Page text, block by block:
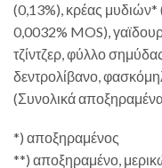
(0,13%), κρέας μυδιών*
0,0032% MOS),
τζίντζερ, φύλλο
δεντρολίβανο,
(Συνολικά
*) αποξηραμένος
**) αποξηραμένο,